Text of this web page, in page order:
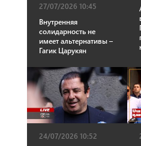
27/07/2026 10:45
Внутренняя
солидарность не
имеет альтернативы –
Гагик Царукян
24/07/2026 10:52